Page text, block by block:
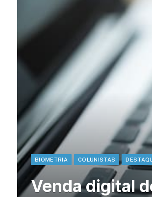
BIOMETRIA COLUNISTAS
Venda digital